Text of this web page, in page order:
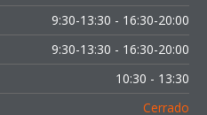
9:30-13:30 - 16:30-20:00
9:30-13:30 - 16:30-20:00
10:30 - 13:30
Cerrado